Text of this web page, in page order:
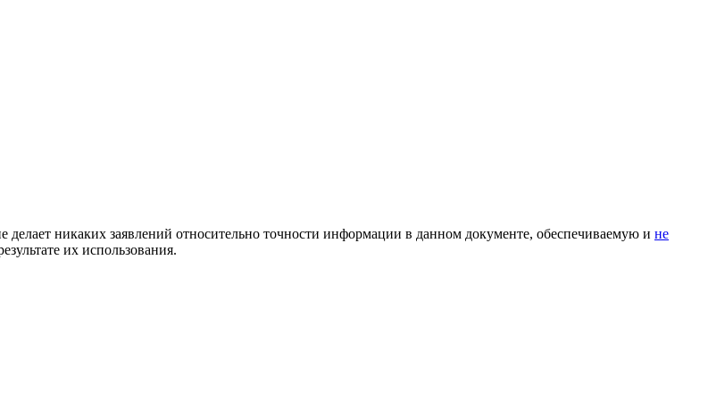
никаких заявлений относительно точности информации в данном документе, обеспечиваемую и не
их использования.